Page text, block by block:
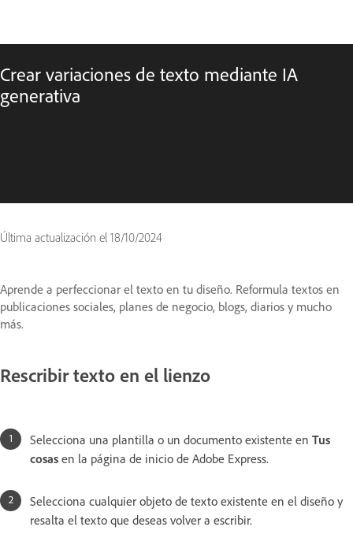
Crear variaciones de texto mediante IA
generativa
Última actualización el 18/10/2024
Aprende a perfeccionar el texto en tu diseño. Reformula textos en
publicaciones sociales, planes de negocio, blogs, diarios y mucho
más.
Rescribir texto en el lienzo
Selecciona una plantilla o un documento existente en Tus
cosas en la página de inicio de Adobe Express.
Selecciona cualquier objeto de texto existente en el diseño y
resalta el texto que deseas volver a escribir.